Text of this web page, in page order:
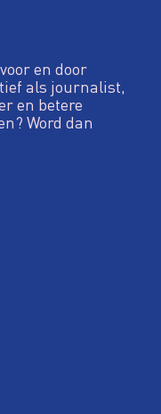
en door
als journalist,
en betere
Word dan